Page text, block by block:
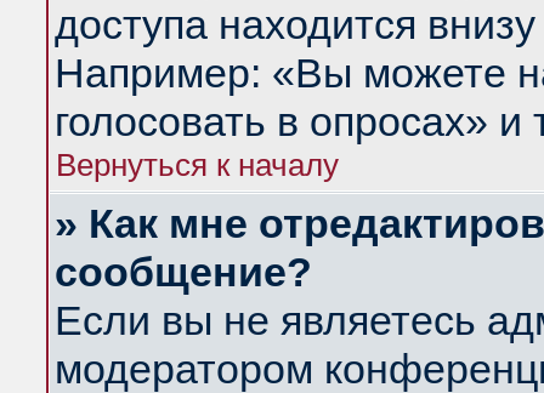
доступа находится
Например: «Вы можете
голосовать в опросах» и
Вернуться к началу
» Как мне
сообщение?
Если вы не являетесь
модератором